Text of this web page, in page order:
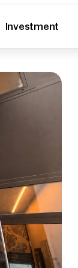
Investment